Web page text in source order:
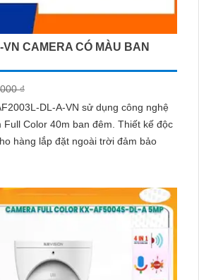
CAMERA CÓ MÀU BAN
₫
DL-A-VN sử dụng công nghệ
40m ban đêm. Thiết kế độc
hàng lắp đặt ngoài trời đảm bảo